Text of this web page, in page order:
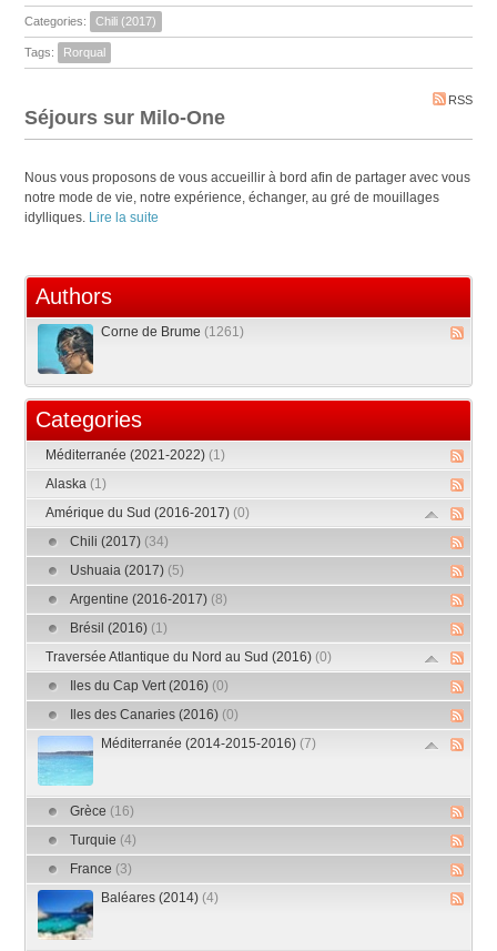
Categories: Chili (2017)
Tags: Rorqual
RSS
Séjours sur Milo-One
Nous vous proposons de vous accueillir à bord afin de partager avec vous
notre mode de vie, notre expérience, échanger, au gré de mouillages
idylliques. Lire la suite
Authors
Corne de Brume (1261)
Categories
Méditerranée (2021-2022) (1)
Alaska (1)
Amérique du Sud (2016-2017) (0)
Chili (2017) (34)
Ushuaia (2017) (5)
Argentine (2016-2017) (8)
Brésil (2016) (1)
Traversée Atlantique du Nord au Sud (2016) (0)
Iles du Cap Vert (2016) (0)
Iles des Canaries (2016) (0)
Méditerranée (2014-2015-2016) (7)
Grèce (16)
Turquie (4)
France (3)
Baléares (2014) (4)